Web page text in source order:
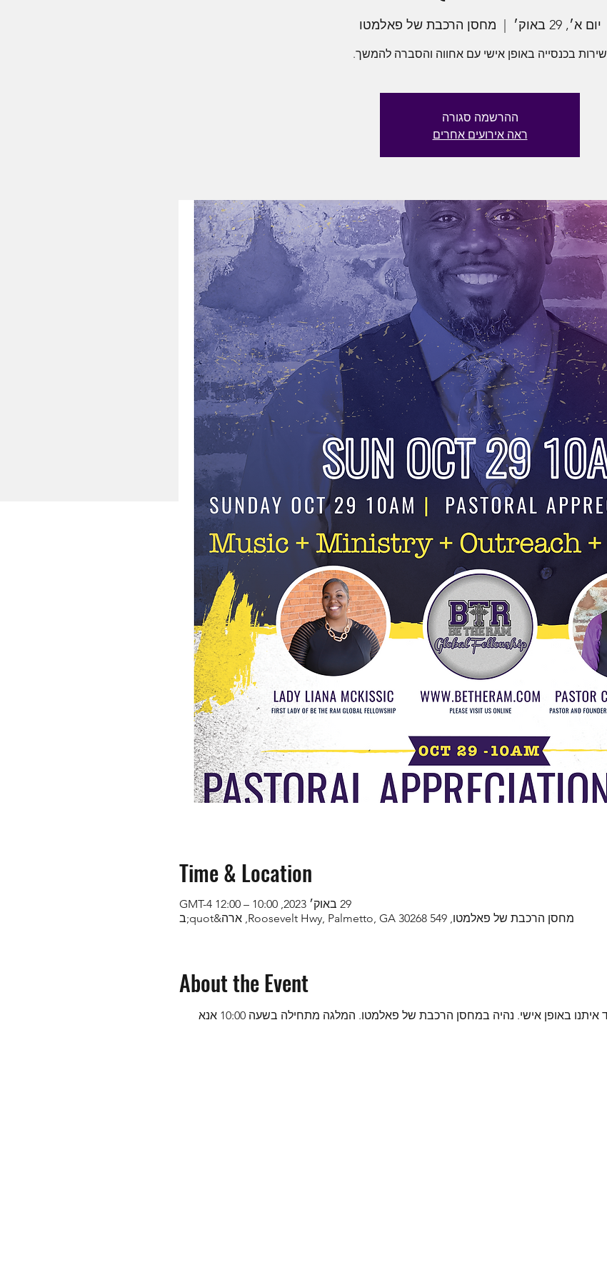
יום א׳, 29 באוק׳
  |
מחסן הרכבת של פאלמטו
שירות בכנסייה באופן אישי עם אחווה והסברה להמשך.
ההרשמה סגורה
ראה אירועים אחרים
Time & Location
29 באוק׳ 2023, 10:00 – 12:00 GMT-4‎
מחסן הרכבת של פאלמטו, 549 Roosevelt Hwy, Palmetto, GA 30268, ארה&quot;ב
About the Event
אנו מזמינים אתכם להתאסף ולהתאחד איתנו באופן אישי. נהיה במחסן הרכבת של פאלמטו. המלגה מתחילה בשעה 10:00 אנא